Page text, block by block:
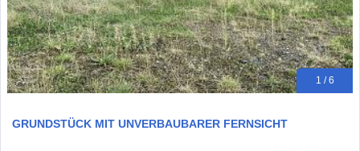
1 / 6
GRUNDSTÜCK MIT UNVERBAUBARER FERNSICHT